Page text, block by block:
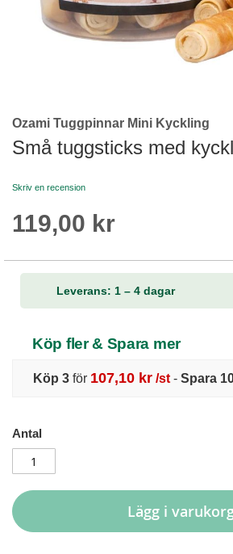
Skip
to
the
of
images
Ozami Tuggpinnar Mini Kyckling
Små tuggsticks med
Skriv en recension
119,00 kr
Leverans: 1 – 4 dagar
Köp fler & Spara mer
Köp 3 för 107,10 kr /st - Spara
Antal
Lägg i